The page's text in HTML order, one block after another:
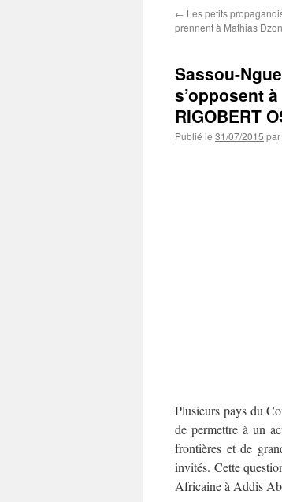
← Les petits
prennent à Mathias Dzon
Sassou-
s’opposent
RIGOBERT
Publié le 31/07/2015 par
Plusieurs pays du
de permettre à un
frontières et de
invités. Cette
Africaine à Addis